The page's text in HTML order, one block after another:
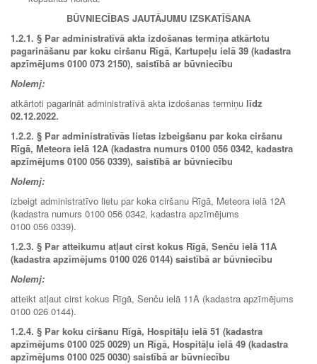
BŪVNIECĪBAS JAUTĀJUMU IZSKATĪŠANA
1.2.1. § Par administratīvā akta izdošanas termiņa atkārtotu
pagarināšanu par koku ciršanu Rīgā, Kartupeļu ielā 39 (kadastra
apzīmējums 0100 073 2150), saistībā ar būvniecību
Nolemj:
atkārtoti pagarināt administratīvā akta izdošanas termiņu līdz
02.12.2022.
1.2.2. § Par administratīvās lietas izbeigšanu par koka ciršanu
Rīgā, Meteora ielā 12A (kadastra numurs 0100 056 0342, kadastra
apzīmējums 0100 056 0339), saistībā ar būvniecību
Nolemj:
izbeigt administratīvo lietu par koka ciršanu Rīgā, Meteora ielā 12A
(kadastra numurs 0100 056 0342, kadastra apzīmējums
0100 056 0339).
1.2.3. § Par atteikumu atļaut cirst kokus Rīgā, Senču ielā 11A
(kadastra apzīmējums 0100 026 0144) saistībā ar būvniecību
Nolemj:
atteikt atļaut cirst kokus Rīgā, Senču ielā 11A (kadastra apzīmējums
0100 026 0144).
1.2.4. § Par koku ciršanu Rīgā, Hospitāļu ielā 51 (kadastra
apzīmējums 0100 025 0029) un Rīgā, Hospitāļu ielā 49 (kadastra
apzīmējums 0100 025 0030) saistībā ar būvniecību